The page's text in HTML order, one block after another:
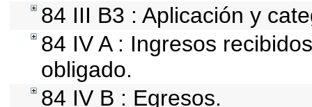
84 III B3 : Aplicación y
84 IV A : Ingresos
obligado.
84 IV B : Egresos.